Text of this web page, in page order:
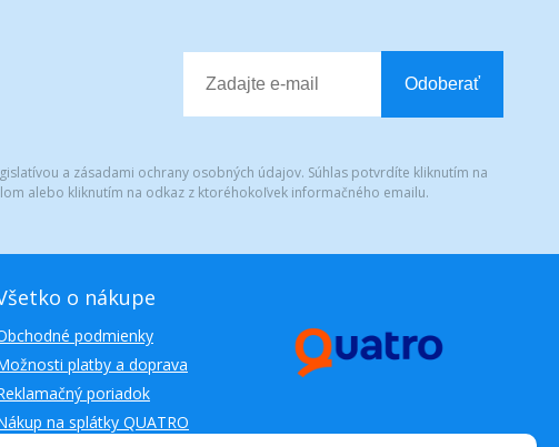
Odoberať
a zásadami ochrany osobných údajov. Súhlas potvrdíte kliknutím na
alebo kliknutím na odkaz z ktoréhokoľvek informačného emailu.
o nákupe
podmienky
platby a doprava
poriadok
na splátky QUATRO